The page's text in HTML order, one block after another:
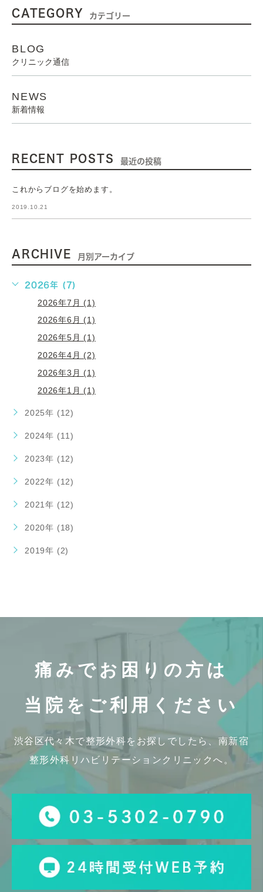
CATEGORY カテゴリー
BLOG
クリニック通信
NEWS
新着情報
RECENT POSTS 最近の投稿
これからブログを始めます。
2019.10.21
ARCHIVE 月別アーカイブ
2026年 (7)
2026年7月 (1)
2026年6月 (1)
2026年5月 (1)
2026年4月 (2)
2026年3月 (1)
2026年1月 (1)
2025年 (12)
2024年 (11)
2023年 (12)
2022年 (12)
2021年 (12)
2020年 (18)
2019年 (2)
痛みでお困りの方は
当院をご利用ください
渋谷区代々木で整形外科をお探しでしたら、 南新宿
整形外科リハビリテーションクリニックへ。